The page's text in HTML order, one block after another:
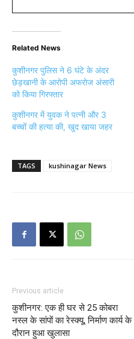
Related News
कुशीनगर पुलिस ने 6 घंटे के अंदर
छेड़खानी के आरोपी अफरोज अंसारी
को किया गिरफ्तार
कुशीनगर में युवक ने पत्नी और 3
बच्चों की हत्या की, खुद खाया जहर
TAGS kushinagar News
Previous article
कुशीनगर: एक ही घर से 25 कोबरा
नस्ल के सांपों का रेस्क्यू, निर्माण कार्य के
दौरान हुआ खुलासा